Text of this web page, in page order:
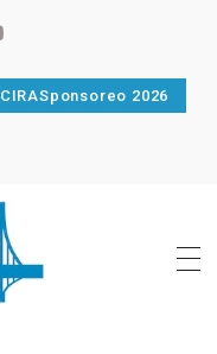
CIRASponsoreo 2026